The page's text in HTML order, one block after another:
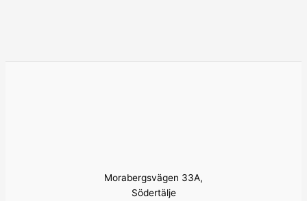
Morabergsvägen 33A,
Södertälje